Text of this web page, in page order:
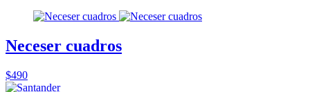
Neceser cuadros
$490